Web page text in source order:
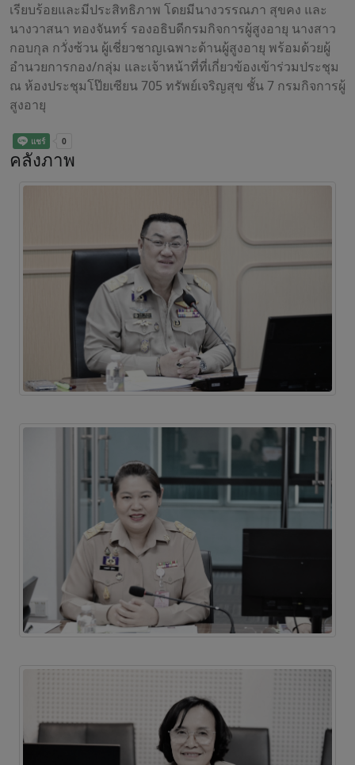
เรียบร้อยและมีประสิทธิภาพ โดยมีนางวรรณภา สุขคง และ
นางวาสนา ทองจันทร์ รองอธิบดีกรมกิจการผู้สูงอายุ นางสาว
กอบกุล กวั่งซ้วน ผู้เชี่ยวชาญเฉพาะด้านผู้สูงอายุ พร้อมด้วยผู้
อำนวยการกอง/กลุ่ม และเจ้าหน้าที่ที่เกี่ยวข้องเข้าร่วมประชุม
ณ ห้องประชุมโป๊ยเซียน 705 ทรัพย์เจริญสุข ชั้น 7 กรมกิจการผู้
สูงอายุ
คลังภาพ